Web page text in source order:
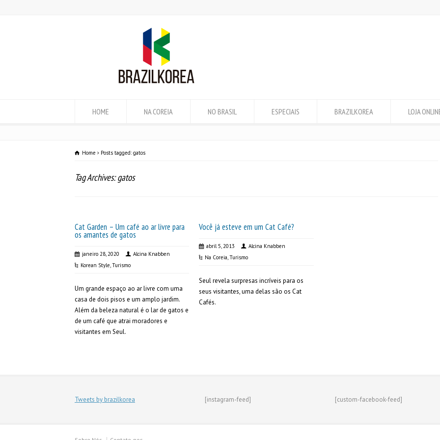
HOME NA COREIA NO BRASIL ESPECIAIS BRAZILKOREA LOJA
Home Posts tagged: gatos
Tag Archives: gatos
Cat Garden – Um café ao ar livre para
os amantes de gatos
janeiro 28, 2020
Alcina Knabben
Korean Style,Turismo
Um grande espaço ao ar livre com uma
casa de dois pisos e um amplo jardim.
Além da beleza natural é o lar de gatos e
de um café que atrai moradores e
visitantes em Seul.
Você já esteve em um Cat Café?
abril 5, 2013
Alcina Knabben
Na Coreia,Turismo
Seul revela surpresas incríveis para os
seus visitantes, uma delas são os Cat
Cafés.
Tweets by brazilkorea [instagram-feed] [custom-facebook-feed]